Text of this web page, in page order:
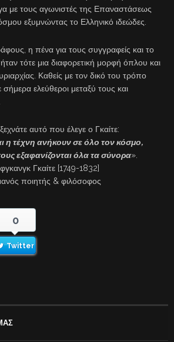
με τους αγωνιστές της Επαναστάσεως
εξυμνώντας το Ελληνικό ιδεώδες.
η πένα για τους συγγραφείς και το
τότε μια διαφορετική μορφή όπλου και
Καθείς με τον δικό του τρόπο
ελεύθεροι μεταξύ τους και
ξεχνάτε αυτό που έλεγε ο Γκαίτε:
η τέχνη ανήκουν σε όλο τον κόσμο,
εξαφανίζονται όλα τα σύνορα».
Γκαίτε [1749-1832]
ποιητής & φιλόσοφος
0
Twitter